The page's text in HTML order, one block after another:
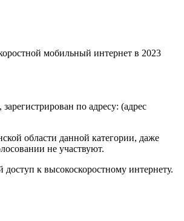
мобильный интернет в 2023
по адресу: (адрес
области данной категории, даже
не участвуют.
к высокоскоростному интернету.